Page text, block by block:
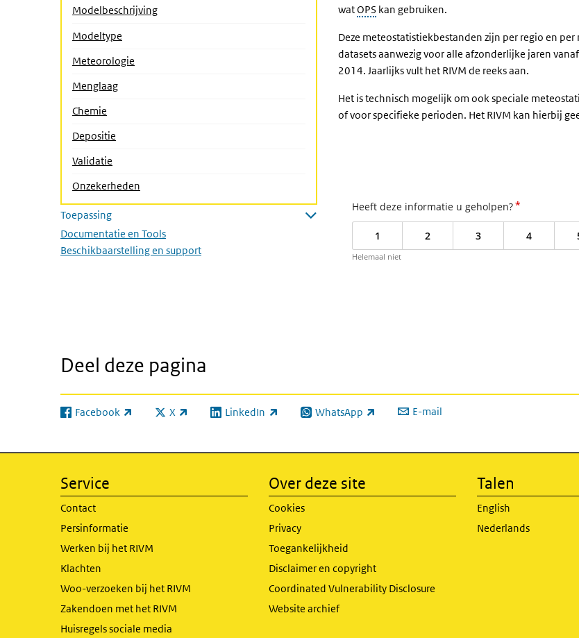
Modelbeschrijving
Modeltype
Meteorologie
Menglaag
Chemie
Depositie
Validatie
Onzekerheden
Toepassing
Submenu openen
Documentatie en Tools
Beschikbaarstelling en support
watOPS kan gebruiken.
Deze meteostatistiekbestanden zijn per regio en
datasets aanwezig voor alle afzonderlijke jaren
2014. Jaarlijks vult het RIVM de reeks aan.
Het is technisch mogelijk om ook speciale
of voor specifieke perioden. Het RIVM kan hierbij
Heeft deze informatie u geholpen?*
1 2 3 4
Helemaal niet
Deel deze pagina
Facebook
(externe link) X
(externe link) LinkedIn
(externe link) WhatsApp
(externe link) E-mail
Service
Contact
Persinformatie
Werken bij het RIVM
Klachten
Woo-verzoeken bij het RIVM
Zakendoen met het RIVM
Huisregels sociale media
Over deze site
Cookies
Privacy
Toegankelijkheid
Disclaimer en copyright
Coordinated Vulnerability Disclosure
Website archief
Talen
English
Nederlands